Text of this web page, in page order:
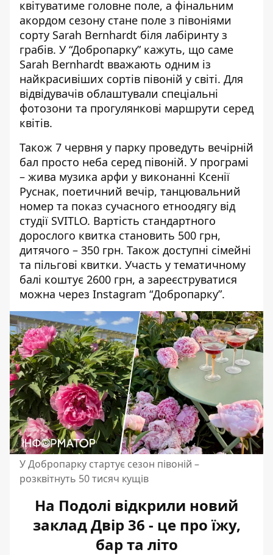
квітуватиме головне поле, а фінальним
акордом сезону стане поле з півоніями
сорту Sarah Bernhardt біля лабіринту з
грабів. У “Добропарку” кажуть, що саме
Sarah Bernhardt вважають одним із
найкрасивіших сортів півоній у світі. Для
відвідувачів облаштували спеціальні
фотозони та прогулянкові маршрути серед
квітів.
Також 7 червня у парку проведуть вечірній
бал просто неба серед півоній. У програмі
– жива музика арфи у виконанні Ксенії
Руснак, поетичний вечір, танцювальний
номер та показ сучасного етноодягу від
студії SVITLO. Вартість стандартного
дорослого квитка становить 500 грн,
дитячого – 350 грн. Також доступні сімейні
та пільгові квитки. Участь у тематичному
балі коштує 2600 грн, а зареєструватися
можна через Instagram “Добропарку”.
У Добропарку стартує сезон півоній –
розквітнуть 50 тисяч кущів
На Подолі відкрили новий
заклад Двір 36 - це про їжу,
бар та літо